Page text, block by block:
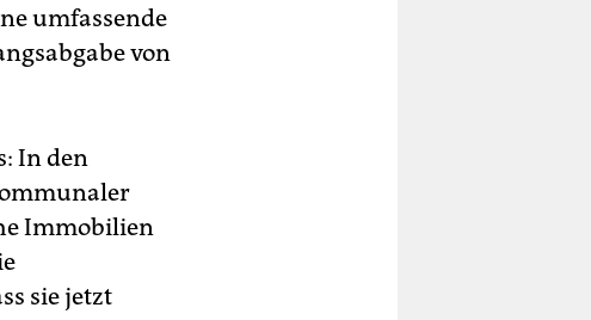
umfassende
von
In den
Immobilien
sie jetzt